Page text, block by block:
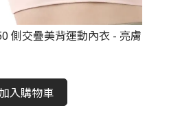
側交疊美背運動內衣 - 亮膚
入購物車